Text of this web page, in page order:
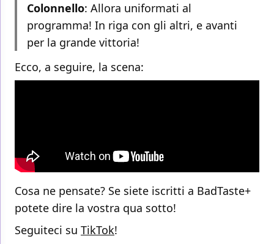
Colonnello: Allora uniformati al
programma! In riga con gli altri, e avanti
per la grande vittoria!
Ecco, a seguire, la scena:
Cosa ne pensate? Se siete iscritti a BadTaste+
potete dire la vostra qua sotto!
Seguiteci su TikTok!